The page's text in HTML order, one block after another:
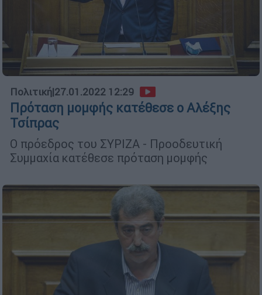
Πολιτική|27.01.2022 12:29
Πρόταση μομφής κατέθεσε ο Αλέξης
Τσίπρας
Ο πρόεδρος του ΣΥΡΙΖΑ - Προοδευτική
Συμμαχία κατέθεσε πρόταση μομφής